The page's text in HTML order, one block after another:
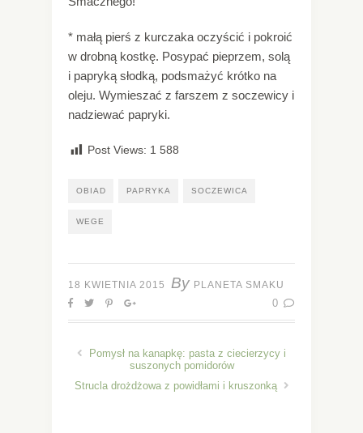
* małą pierś z kurczaka oczyścić i pokroić
w drobną kostkę. Posypać pieprzem, solą
i papryką słodką, podsmażyć krótko na
oleju. Wymieszać z farszem z soczewicy i
nadziewać papryki.
Post Views: 1 588
OBIAD PAPRYKA SOCZEWICA
WEGE
18 KWIETNIA 2015 By PLANETA SMAKU
0
Pomysł na kanapkę: pasta z ciecierzycy i
suszonych pomidorów
Strucla drożdżowa z powidłami i kruszonką